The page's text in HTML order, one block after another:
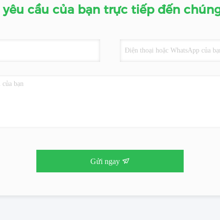
yêu cầu của bạn trực tiếp đến
Gửi ngay